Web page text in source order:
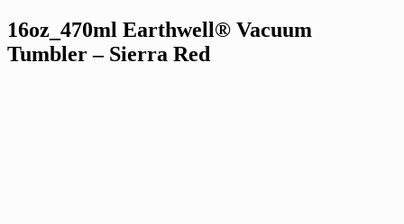
16oz_470ml Earthwell® Vacuum
Tumbler – Sierra Red